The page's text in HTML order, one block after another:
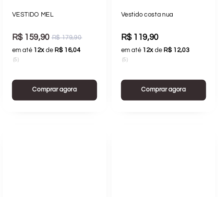
VESTIDO MEL
R$ 159,90 R$ 179,90
em até 12x de R$ 16,04
(5)
Comprar agora
Vestido costa nua
R$ 119,90
em até 12x de R$ 12,03
(5)
Comprar agora